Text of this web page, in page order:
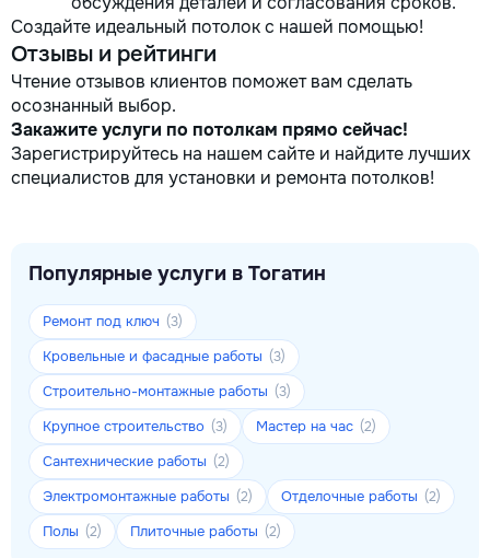
Создайте идеальный потолок с нашей помощью!
Отзывы и рейтинги
Чтение отзывов клиентов поможет вам сделать
осознанный выбор.
Закажите услуги по потолкам прямо сейчас!
Зарегистрируйтесь на нашем сайте и найдите лучших
специалистов для установки и ремонта потолков!
Популярные услуги в Тогатин
Ремонт под ключ (3)
Кровельные и фасадные работы (3)
Строительно-монтажные работы (3)
Крупное строительство (3) Мастер на час (2)
Сантехнические работы (2)
Электромонтажные работы (2) Отделочные работы (2)
Полы (2) Плиточные работы (2)